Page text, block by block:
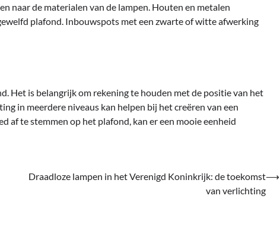
naar de materialen van de lampen. Houten en metalen
plafond. Inbouwspots met een zwarte of witte afwerking
Het is belangrijk om rekening te houden met de positie van het
in meerdere niveaus kan helpen bij het creëren van een
af te stemmen op het plafond, kan er een mooie eenheid
Draadloze lampen in het Verenigd Koninkrijk: de toekomst
van verlichting
⟶